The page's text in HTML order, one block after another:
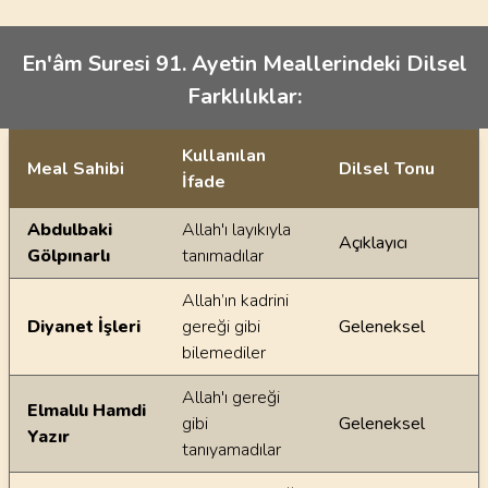
En'âm Suresi 91. Ayetin Meallerindeki Dilsel
Farklılıklar:
Ayetin meallerindeki dilsel farklılıklar
Meal Sahibi
Kullanılan
İfade
Dilsel Tonu
Abdulbaki
Gölpınarlı
Allah'ı layıkıyla
tanımadılar
Açıklayıcı
Diyanet İşleri
Allah’ın kadrini
gereği gibi
bilemediler
Geleneksel
Elmalılı Hamdi
Yazır
Allah'ı gereği
gibi
tanıyamadılar
Geleneksel